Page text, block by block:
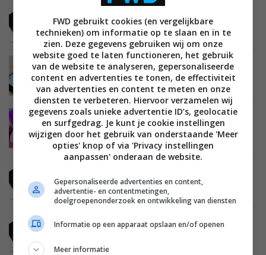
‘Snapdragon 810-problemen schuld van
Qualcomm’
MOBILE 23 JANUARI 2015
LG ondervindt geen problemen met Snapdragon
810
MOBILE 09 DECEMBER 2014
Samsung Galaxy Note 4 met Snapdragon 810
gespot
Productie Qualcomm Snapdragon 810 ligt op
schema
MOBILE 04 DECEMBER 2014
FWD gebruikt cookies (en vergelijkbare
technieken) om informatie op te slaan en in te
zien. Deze gegevens gebruiken wij om onze
website goed te laten functioneren, het gebruik
van de website te analyseren, gepersonaliseerde
content en advertenties te tonen, de effectiviteit
van advertenties en content te meten en onze
diensten te verbeteren. Hiervoor verzamelen wij
gegevens zoals unieke advertentie ID’s, geolocatie
en surfgedrag. Je kunt je cookie instellingen
wijzigen door het gebruik van onderstaande 'Meer
opties' knop of via 'Privacy instellingen
aanpassen' onderaan de website.
Gepersonaliseerde advertenties en content,
advertentie- en contentmetingen,
doelgroepenonderzoek en ontwikkeling van diensten
Informatie op een apparaat opslaan en/of openen
Meer informatie